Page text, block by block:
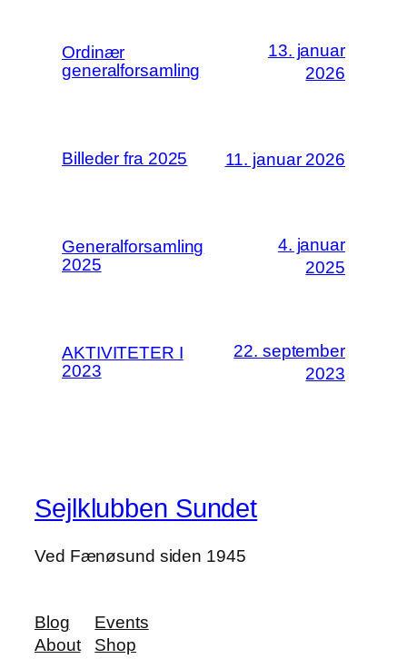
Ordinær
generalforsamling
13. januar
2026
Billeder fra 2025 11. januar 2026
Generalforsamling
2025
4. januar
2025
AKTIVITETER I
2023
22. september
2023
Sejlklubben Sundet
Ved Fænøsund siden 1945
Blog
About
Events
Shop